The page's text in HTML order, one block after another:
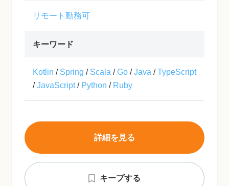
リモート勤務可
キーワード
Kotlin / Spring / Scala /Go /Java /TypeScript
/JavaScript/ Python / Ruby
キープする
詳細を見る